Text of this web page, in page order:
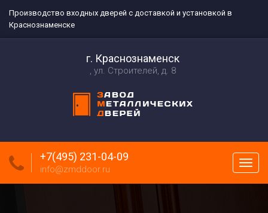
Производство входных дверей с доставкой и установкой в
Краснознаменске
г. Краснознаменск
ул. Строителей, д. 8
меню
+7(495) 231-04-09
info@zmddoor.ru